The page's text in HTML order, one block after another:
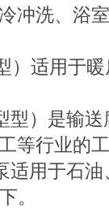
冲洗、浴
）适用于
型）是输
等行业的
适用于石
。